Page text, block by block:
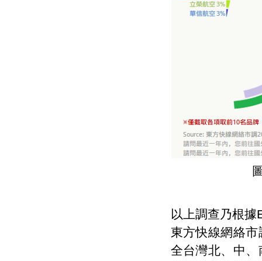
以上調查乃根
東方快線網絡
全台灣北、中